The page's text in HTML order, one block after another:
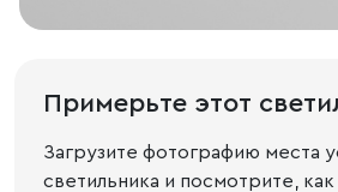
Примерьте этот
Загрузите фотографию места
светильника и посмотрите,